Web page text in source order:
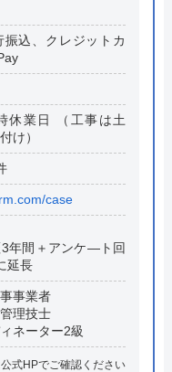
込、クレジットカ
休業日 （工事は土
け）
case
3年間＋アンケ―ト回
延長
事業者
理技士
ネーター2級
式HPでご確認ください